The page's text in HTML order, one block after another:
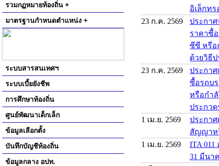
รวมกฏหมายท้องถิ่น +
มาตรฐานกำหนดตำแหน่ง +
ระบบสารสนเทศฯ
ระบบเบี้ยยังชีพ
การศึกษาท้องถิ่น
ศูนย์พัฒนาเด็กเล็ก
ข้อมูลเลือกตั้ง
บันทึกบัญชีท้องถิ่น
ข้อมูลกลาง อปท.
อิเล็กทร
23 ก.ค. 2569
ประกา
ราคาซื้
ซีซี หรือ
ด้วยวิธีป
23 ก.ค. 2569
ประกา
ซื้อรถบ
หรือกำ
ประกวด
1 เม.ย. 2569
ประกา
สัญญาห
1 เม.ย. 2569
ITA
31 มีนา